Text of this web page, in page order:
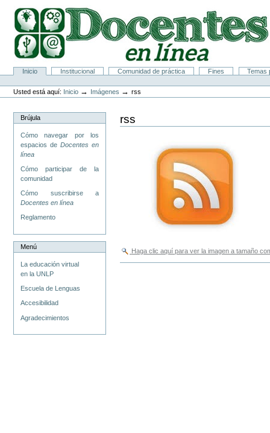
contenido.
Saltar
Secciones
Inicio Institucional Comunidad de práctica Fines
Temas
Personales
Usted está aquí: Inicio → Imágenes →rss
Brújula
Cómo navegar por los
espacios deDocentes en
línea
Cómo participar de la
comunidad
Cómo suscribirse a
Docentes en línea
Reglamento
Menú
La educación virtual
en la UNLP
Escuela de Lenguas
Accesibilidad
Agradecimientos
rss
Haga clic aquí para ver la imagen a tamaño